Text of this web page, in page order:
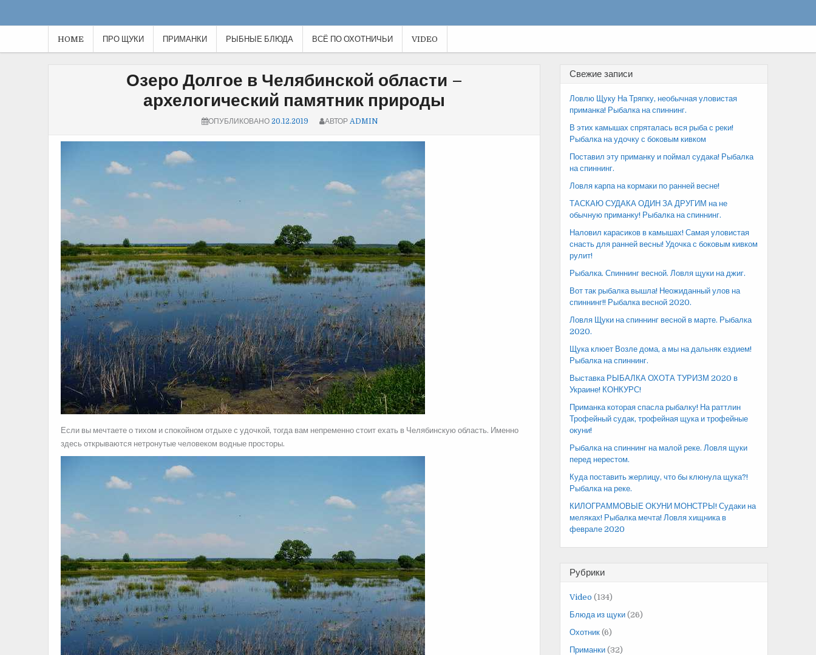
HOME ПРО ЩУКИ ПРИМАНКИ РЫБНЫЕ БЛЮДА ВСЁ ПО ОХОТНИЧЬИ VIDEO
Озеро Долгое в Челябинской области –
архелогический памятник природы
ОПУБЛИКОВАНО 20.12.2019 АВТОР ADMIN
Если вы мечтаете о тихом и спокойном отдыхе с удочкой, тогда вам непременно стоит ехать в Челябинскую область. Именно
здесь открываются нетронутые человеком водные просторы.
Свежие записи
Ловлю Щуку На Тряпку, необычная уловистая
приманка! Рыбалка на спиннинг.
В этих камышах спряталась вся рыба с реки!
Рыбалка на удочку с боковым кивком
Поставил эту приманку и поймал судака! Рыбалка
на спиннинг.
Ловля карпа на кормаки по ранней весне!
ТАСКАЮ СУДАКА ОДИН ЗА ДРУГИМ на не
обычную приманку! Рыбалка на спиннинг.
Наловил карасиков в камышах! Самая уловистая
снасть для ранней весны! Удочка с боковым кивком
рулит!
Рыбалка. Спиннинг весной. Ловля щуки на джиг.
Вот так рыбалка вышла! Неожиданный улов на
спиннинг!! Рыбалка весной 2020.
Ловля Щуки на спиннинг весной в марте. Рыбалка
2020.
Щука клюет Возле дома, а мы на дальняк ездием!
Рыбалка на спиннинг.
Выставка РЫБАЛКА ОХОТА ТУРИЗМ 2020 в
Украине! КОНКУРС!
Приманка которая спасла рыбалку! На раттлин
Трофейный судак, трофейная щука и трофейные
окуни!
Рыбалка на спиннинг на малой реке. Ловля щуки
перед нерестом.
Куда поставить жерлицу, что бы клюнула щука?!
Рыбалка на реке.
КИЛОГРАММОВЫЕ ОКУНИ МОНСТРЫ! Судаки на
меляках! Рыбалка мечта! Ловля хищника в
феврале 2020
Рубрики
Video (134)
Блюда из щуки (26)
Охотник (6)
Приманки (32)